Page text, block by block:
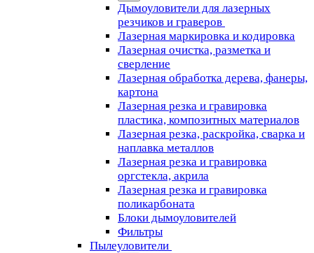
Дымоуловители для лазерных
резчиков и граверов
Лазерная маркировка и кодировка
Лазерная очистка, разметка и
сверление
Лазерная обработка дерева, фанеры,
картона
Лазерная резка и гравировка
пластика, композитных материалов
Лазерная резка, раскройка, сварка и
наплавка металлов
Лазерная резка и гравировка
оргстекла, акрила
Лазерная резка и гравировка
поликарбоната
Блоки дымоуловителей
Фильтры
Пылеуловители